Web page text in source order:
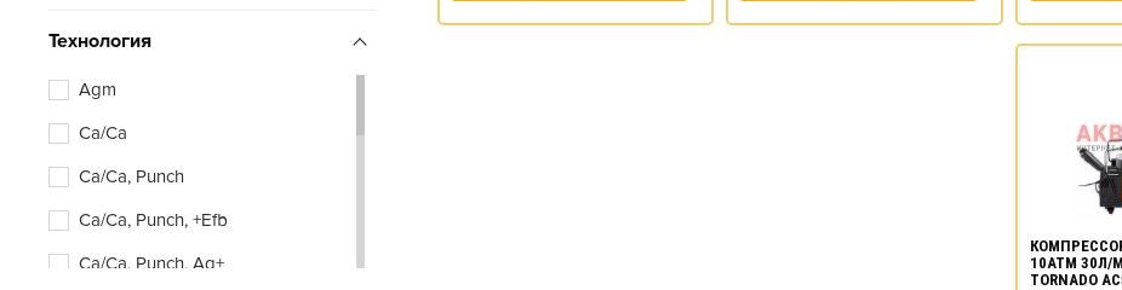
Актех
Восток
Зверь
Тюменский Медведь
Технология
Agm
Ca/Ca
Ca/Ca, Punch
Ca/Ca, Punch, +Efb
Ca/Ca, Punch, Ag+
10АТМ 30Л/
TORNADO